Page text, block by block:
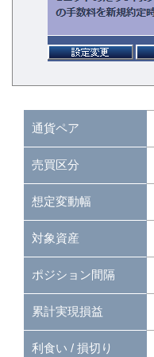
通貨ペア
売買区分
想定変動幅
対象資産
ポジション間隔
累計実現損益
利食い / 損切り